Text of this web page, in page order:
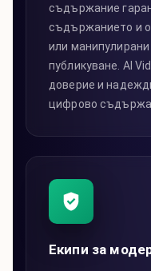
съдържание
съдържанието и
или
публикуване. AI
доверие и
цифрово
Екипи за